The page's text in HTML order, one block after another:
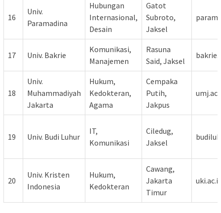
16
Univ.
Paramadina
Hubungan
Internasional,
Desain
Gatot
Subroto,
Jaksel
17 Univ. Bakrie
Komunikasi,
Manajemen
Rasuna
Said, Jaksel
18
Univ.
Muhammadiyah
Jakarta
Hukum,
Kedokteran,
Agama
Cempaka
Putih,
Jakpus
19 Univ. Budi Luhur
IT,
Komunikasi
Ciledug,
Jaksel
20
Univ. Kristen
Indonesia
Hukum,
Kedokteran
Cawang,
Jakarta
Timur